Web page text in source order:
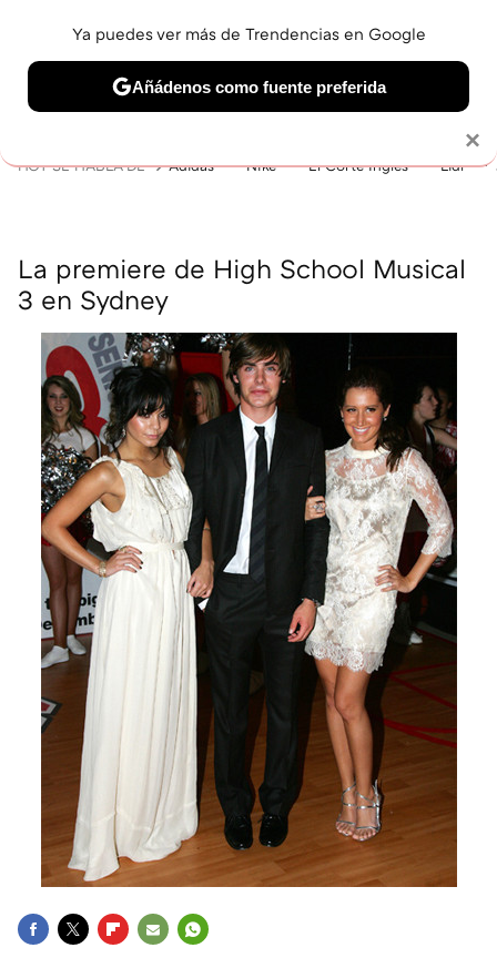
BELLEZA SHOPPING VIAJES GASTRO SNEAKERS
HOY SE HABLA DE Adidas Nike El Corte Inglés Lidl
La premiere de High School Musical
3 en Sydney
×
Ya puedes ver más de Trendencias en Google
Añádenos como fuente preferida